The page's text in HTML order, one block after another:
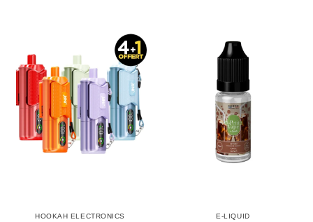
HOOKAH ELECTRONICS E-LIQUID